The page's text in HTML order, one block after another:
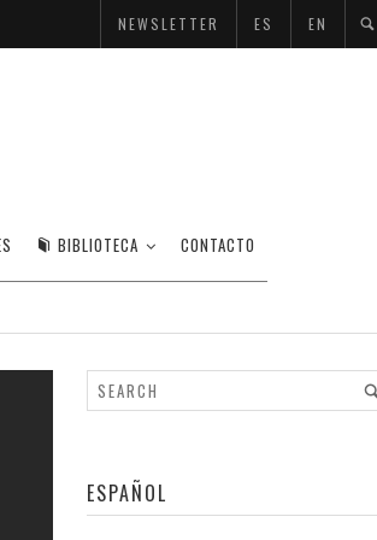
NEWSLETTER ES EN
BIBLIOTECA CONTACTO
ESPAÑOL